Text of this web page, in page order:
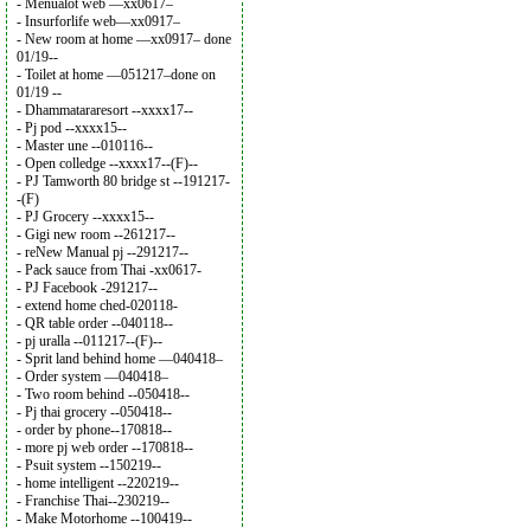
- Menualot web —xx0617–
- Insurforlife web—xx0917–
- New room at home —xx0917– done
01/19--
- Toilet at home —051217–done on
01/19 --
- Dhammatararesort --xxxx17--
- Pj pod --xxxx15--
- Master une --010116--
- Open colledge --xxxx17--(F)--
- PJ Tamworth 80 bridge st --191217-
-(F)
- PJ Grocery --xxxx15--
- Gigi new room --261217--
- reNew Manual pj --291217--
- Pack sauce from Thai -xx0617-
- PJ Facebook -291217--
- extend home ched-020118-
- QR table order --040118--
- pj uralla --011217--(F)--
- Sprit land behind home —040418–
- Order system —040418–
- Two room behind --050418--
- Pj thai grocery --050418--
- order by phone--170818--
- more pj web order --170818--
- Psuit system --150219--
- home intelligent --220219--
- Franchise Thai--230219--
- Make Motorhome --100419--